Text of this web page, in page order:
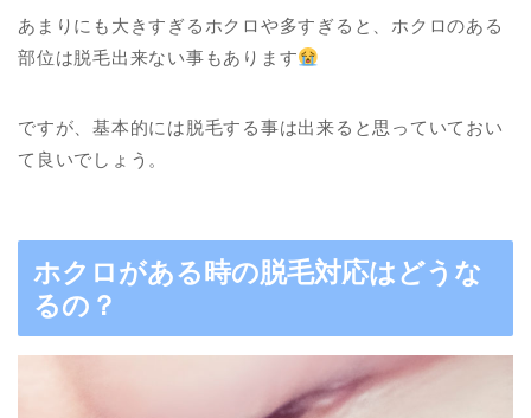
あまりにも大きすぎるホクロや多すぎると、ホクロのある
部位は脱毛出来ない事もあります
ですが、基本的には脱毛する事は出来ると思っていておい
て良いでしょう。
ホクロがある時の脱毛対応はどうな
るの？